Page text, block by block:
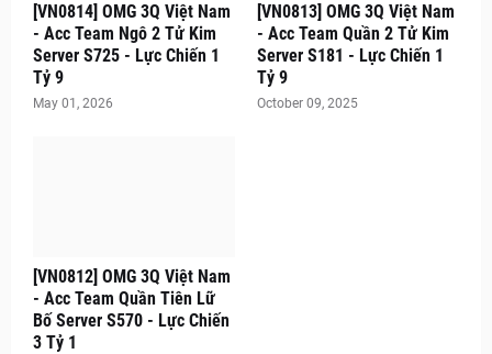
[VN0814] OMG 3Q Việt Nam
- Acc Team Ngô 2 Tử Kim
Server S725 - Lực Chiến 1
Tỷ 9
May 01, 2026
[VN0813] OMG 3Q Việt Nam
- Acc Team Quần 2 Tử Kim
Server S181 - Lực Chiến 1
Tỷ 9
October 09, 2025
[VN0812] OMG 3Q Việt Nam
- Acc Team Quần Tiên Lữ
Bố Server S570 - Lực Chiến
3 Tỷ 1